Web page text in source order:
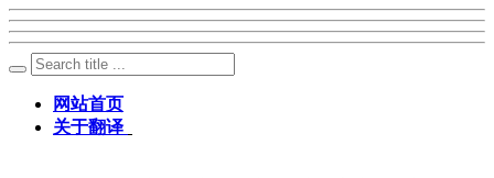
网站首页
关于翻译